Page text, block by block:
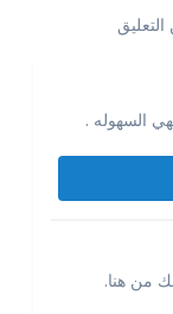
السهوله .
من هنا.